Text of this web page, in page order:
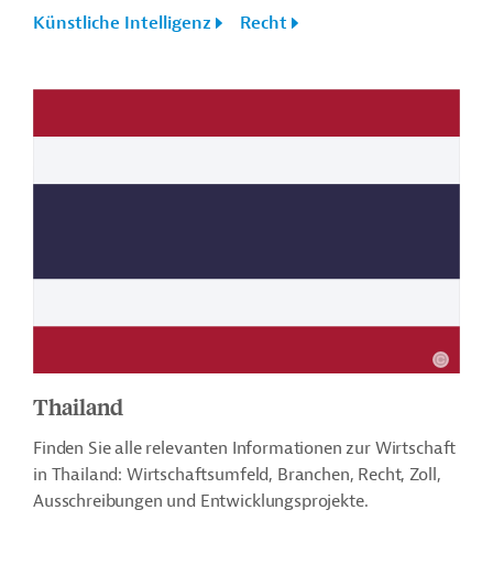
Künstliche Intelligenz
Recht
Thailand
Finden Sie alle relevanten Informationen zur Wirtschaft
in Thailand: Wirtschaftsumfeld, Branchen, Recht, Zoll,
Ausschreibungen und Entwicklungsprojekte.